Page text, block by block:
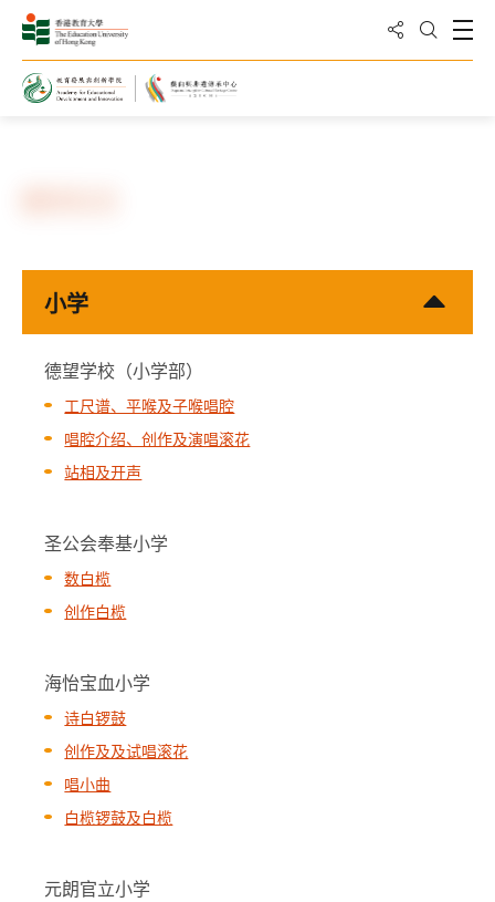
分享到打开搜
打
小学
德望学校（小学部）
工尺谱、平喉及子喉唱腔
唱腔介绍、创作及演唱滚花
站相及开声
圣公会奉基小学
数白榄
创作白榄
海怡宝血小学
诗白锣鼓
创作及及试唱滚花
唱小曲
白榄锣鼓及白榄
元朗官立小学